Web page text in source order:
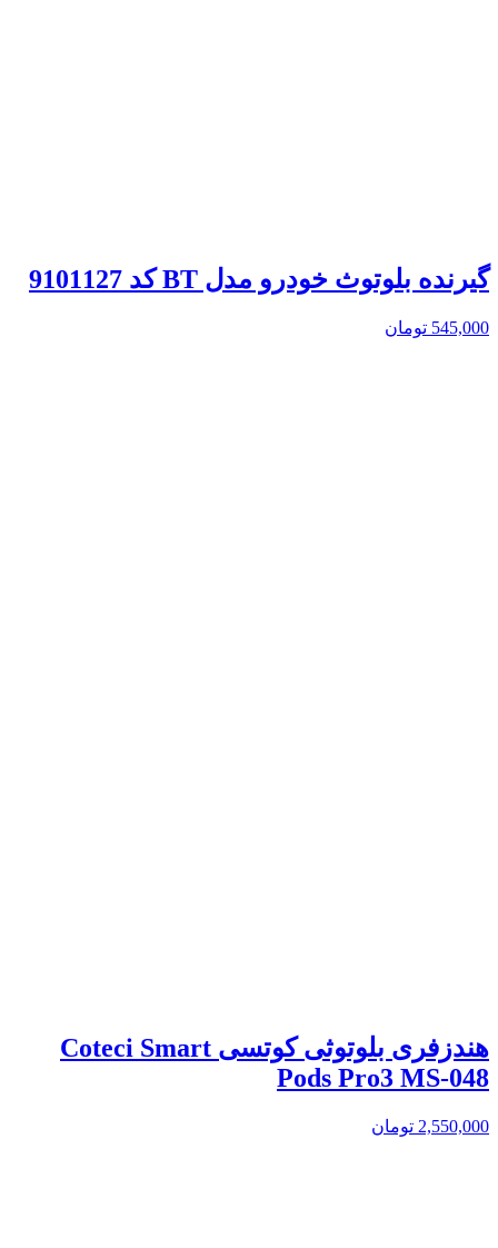
گیرنده بلوتوث خودرو مدل BT کد 9101127
545,000 تومان
هندزفری بلوتوثی کوتسی Coteci Smart
Pods Pro3 MS-048
2,550,000 تومان